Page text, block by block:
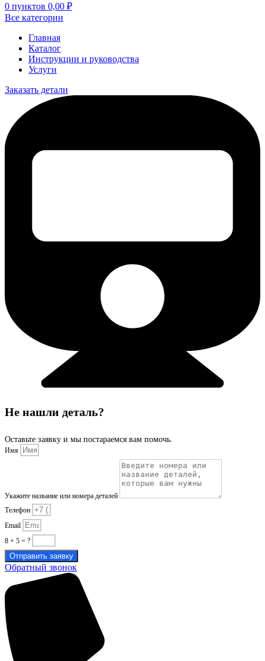
0 пунктов 0,00 ₽
Все категории
Главная
Каталог
Инструкции и руководства
Услуги
Заказать детали
Не нашли деталь?
Оставьте заявку и мы постараемся вам помочь.
Имя
Укажите название или номера деталей
Телефон
Email
8 + 5 = ?
Отправить заявку
Обратный звонок